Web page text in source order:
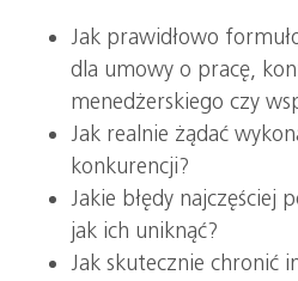
Jak prawidłowo
dla umowy o pracę,
menedżerskiego czy
Jak realnie żądać
konkurencji?
Jakie błędy najczęściej
jak ich uniknąć?
Jak skutecznie chronić